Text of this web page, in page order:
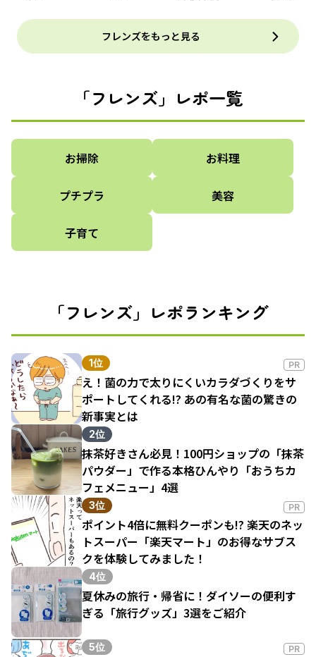
フレンズをもっと見る
「フレンズ」レポ一覧
お掃除 お料理
プチプラ 美容
子育て
「フレンズ」レポランキング
1位 PR
え！菌の力で太りにくいカラダづくりをサ
ポートしてくれる!? あの有名な菌の驚きの
新事実とは
2位
抹茶好きさん必見！100円ショップの「抹茶
パウダー」で作る本格ひんやり「おうちカ
フェメニュー」4選
3位 PR
ポイント4倍に無料クーポンも!? 楽天のネッ
トスーパー「楽天マート」のお得なサブス
クを体験してみました！
4位
夏休みの旅行・帰省に！ダイソーの便利す
ぎる「旅行グッズ」3選をご紹介
5位 PR